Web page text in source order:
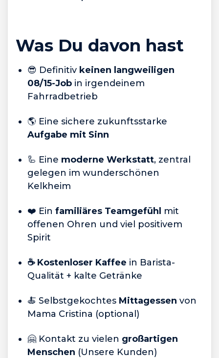
Was Du davon hast
😎 Definitiv keinen langweiligen
08/15-Job in irgendeinem
Fahrradbetrieb
🌎 Eine sichere zukunftsstarke
Aufgabe mit Sinn
🦾 Eine moderne Werkstatt, zentral
gelegen im wunderschönen
Kelkheim
❤️ Ein familiäres Teamgefühl mit
offenen Ohren und viel positivem
Spirit
☕️ Kostenloser Kaffee in Barista-
Qualität + kalte Getränke
🍝 Selbstgekochtes Mittagessen von
Mama Cristina (optional)
🤗 Kontakt zu vielen großartigen
Menschen (Unsere Kunden)